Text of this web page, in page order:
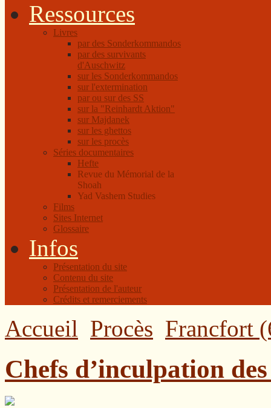
Ressources
Livres
par des Sonderkommandos
par des survivants
d'Auschwitz
sur les Sonderkommandos
sur l'extermination
par ou sur des SS
sur la "Reinhardt Aktion"
sur Majdanek
sur les ghettos
sur les procès
Séries documentaires
Hefte
Revue du Mémorial de la
Shoah
Yad Vashem Studies
Films
Sites Internet
Glossaire
Infos
Présentation du site
Contenu du site
Présentation de l'auteur
Crédits et remerciements
Accueil Procès Francfort
Chefs d’inculpation des